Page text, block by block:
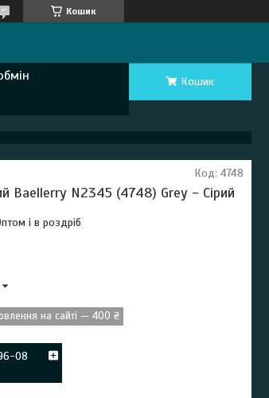
Кошик
Кошик
Baellerry N2345 (4748) Grey - Сірий
і в роздріб
Код: 4748
на сайті — 400 ₴
08